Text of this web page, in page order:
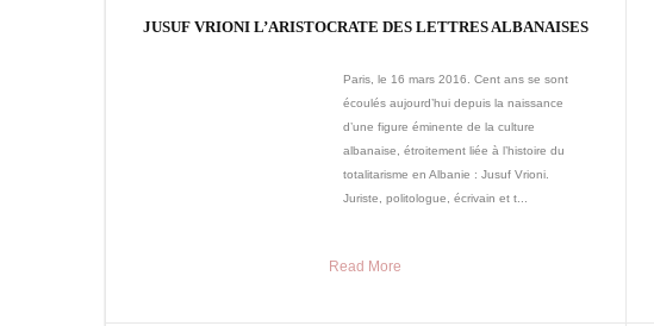
JUSUF VRIONI L’ARISTOCRATE DES LETTRES ALBANAISES
Paris, le 16 mars 2016. Cent ans se sont
écoulés aujourd’hui depuis la naissance
d’une figure éminente de la culture
albanaise, étroitement liée à l’histoire du
totalitarisme en Albanie : Jusuf Vrioni.
Juriste, politologue, écrivain et t...
Read More